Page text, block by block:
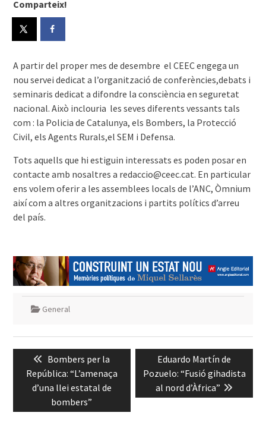
Comparteix!
A partir del proper mes de desembre el CEEC engega un
nou servei dedicat a l’organització de conferències,debats i
seminaris dedicat a difondre la consciència en seguretat
nacional. Això inclouria les seves diferents vessants tals
com : la Policia de Catalunya, els Bombers, la Protecció
Civil, els Agents Rurals,el SEM i Defensa.
Tots aquells que hi estiguin interessats es poden posar en
contacte amb nosaltres a redaccio@ceec.cat. En particular
ens volem oferir a les assemblees locals de l’ANC, Òmnium
així com a altres organitzacions i partits polítics d’arreu
del país.
General
d'entrades
Previous
post:
Bombers per la
República: “L’amenaça
d’una llei estatal de
bombers”
Next
post:
Eduardo Martín de
Pozuelo: “Fusió gihadista
al nord d’Àfrica”